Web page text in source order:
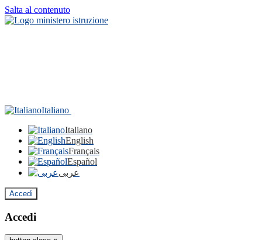
Salta al contenuto
Italiano
Italiano
English
Français
Español
عربى
Accedi
Accedi